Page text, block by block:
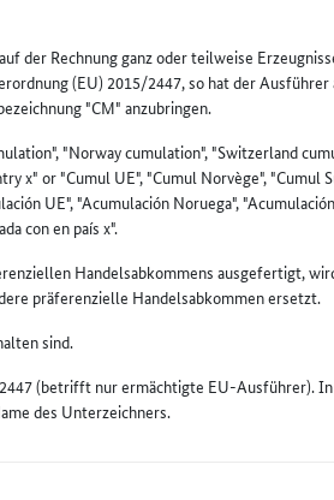
der Rechnung ganz oder teilweise
(EU) 2015/2447, so hat der Ausführer
"CM" anzubringen.
"Norway cumulation", "Switzerland
x" or "Cumul UE", "Cumul Norvège", "Cumul
UE", "Acumulación Noruega",
con en país x".
Handelsabkommens ausgefertigt,
präferenzielle Handelsabkommen ersetzt.
sind.
(betrifft nur ermächtigte EU-Ausführer).
des Unterzeichners.